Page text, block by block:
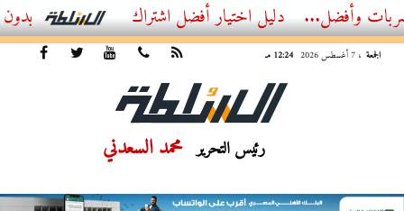
أفضل اشتراك IPTV بدون تقطيع 2026 – دليل المشاهد العصري
الجمعة ، 7 أغسطس 2026 12:24 مـ
رئيس التحرير محمد السعدني